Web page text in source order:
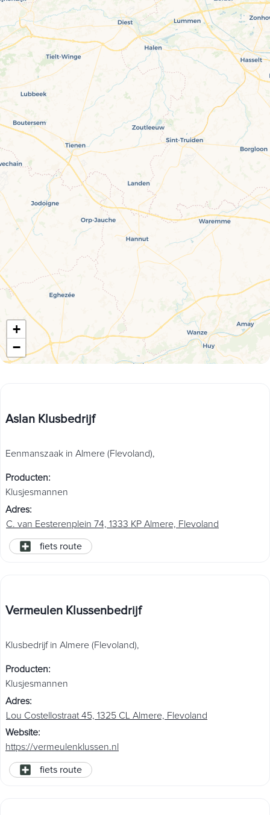
+
−
Aslan Klusbedrijf
Eenmanszaak in Almere (Flevoland),
Producten:
Klusjesmannen
Adres:
C. van Eesterenplein 74, 1333 KP Almere, Flevoland
fiets route
Vermeulen Klussenbedrijf
Klusbedrijf in Almere (Flevoland),
Producten:
Klusjesmannen
Adres:
Lou Costellostraat 45, 1325 CL Almere, Flevoland
Website:
https://vermeulenklussen.nl
fiets route